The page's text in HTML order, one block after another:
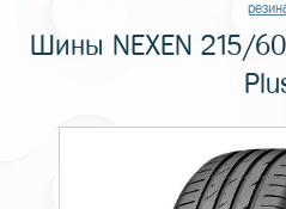
Шины NEXEN 215/